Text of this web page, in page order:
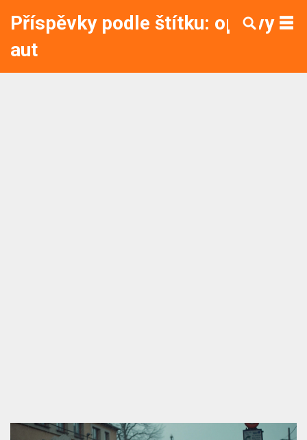
Příspěvky podle štítku: opravy
aut